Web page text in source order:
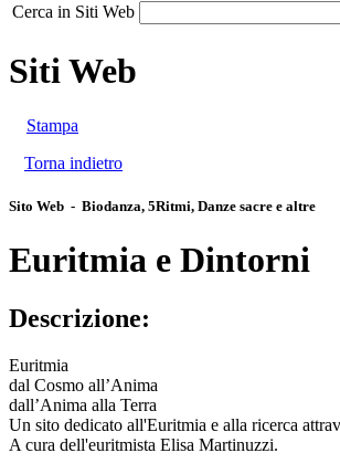
Cerca in Siti Web
Siti Web
Stampa
Torna indietro
Sito Web - Biodanza, 5Ritmi, Danze sacre e altre
Euritmia e Dintorni
Descrizione:
Euritmia
dal Cosmo all’Anima
dall’Anima alla Terra
Un sito dedicato all'Euritmia e alla ricerca
A cura dell'euritmista Elisa Martinuzzi.